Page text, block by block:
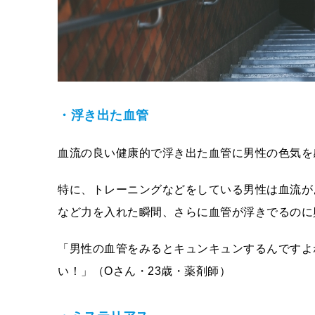
・浮き出た血管
血流の良い健康的で浮き出た血管に男性の色気
特に、トレーニングなどをしている男性は血流
など力を入れた瞬間、さらに血管が浮きでるの
「男性の血管をみるとキュンキュンするんです
い！」（Oさん・23歳・薬剤師）